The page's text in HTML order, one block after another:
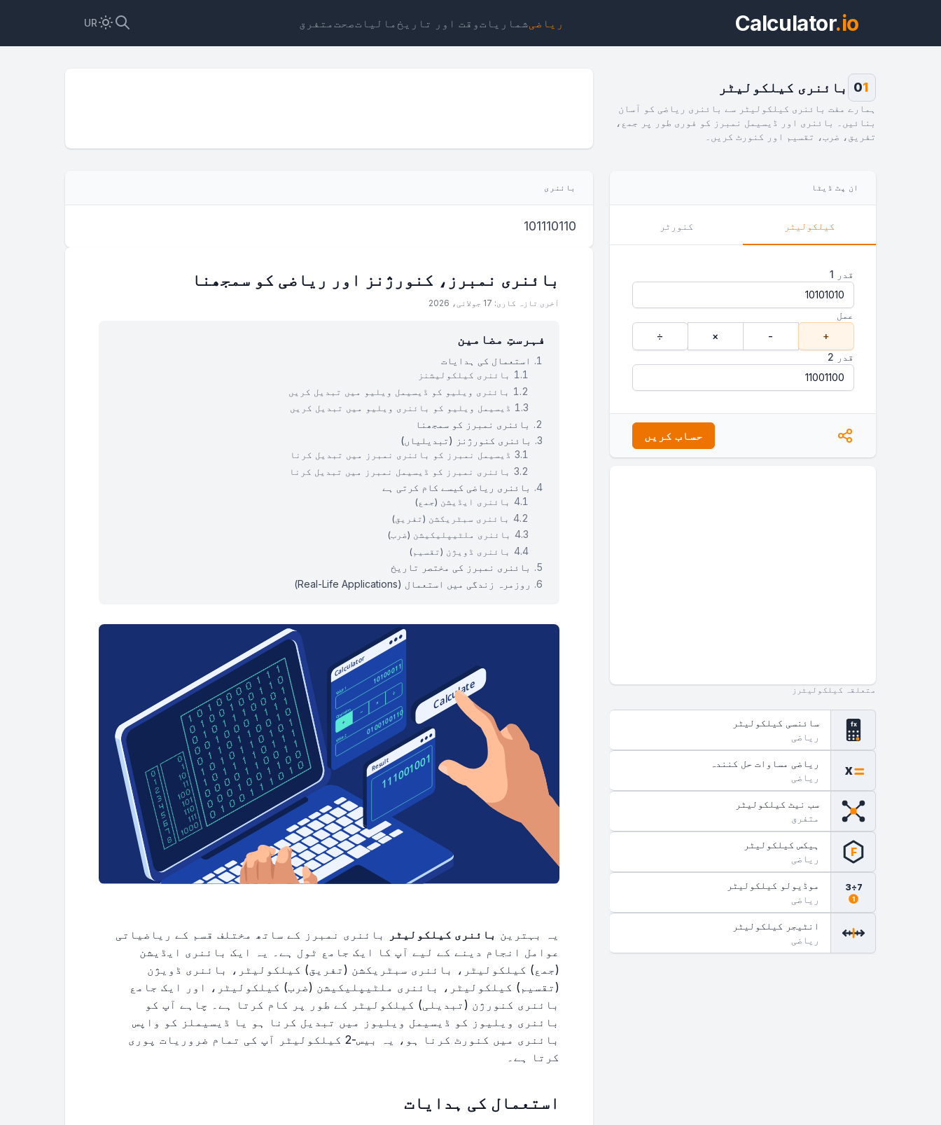
Calculator.io ریاضیشماریاتوقت اور تاریخ مالیاتصحتمتفرق UR
01 بائنری کیلکولیٹر
ہمارے مفت بائنری کیلکولیٹر سے بائنری ریاضی کو آسان
بنائیں۔ بائنری اور ڈیسیمل نمبرز کو فوری طور پر جمع،
تفریق، ضرب، تقسیم اور کنورٹ کریں۔
ان پٹ ڈیٹا
کیلکولیٹر کنورٹر
قدر 1
عمل
+
-
×
÷
قدر 2
حساب کریں
متعلقہ کیلکولیٹرز
fx
سائنسی کیلکولیٹر
ریاضی
x
ریاضی مساوات حل کنندہ
ریاضی
سب نیٹ کیلکولیٹر
متفرق
F
ہیکس کیلکولیٹر
ریاضی
7÷3
1
موڈیولو کیلکولیٹر
ریاضی
انٹیجر کیلکولیٹر
ریاضی
بائنری
101110110
بائنری نمبرز، کنورژنز اور ریاضی کو سمجھنا
آخری تازہ کاری: 17 جولائی، 2026
فہرستِ مضامین
استعمال کی ہدایات
بائنری کیلکولیشنز
بائنری ویلیو کو ڈیسیمل ویلیو میں تبدیل کریں
ڈیسیمل ویلیو کو بائنری ویلیو میں تبدیل کریں
بائنری نمبرز کو سمجھنا
بائنری کنورژنز (تبدیلیاں)
ڈیسیمل نمبرز کو بائنری نمبرز میں تبدیل کرنا
بائنری نمبرز کو ڈیسیمل نمبرز میں تبدیل کرنا
بائنری ریاضی کیسے کام کرتی ہے
بائنری ایڈیشن (جمع)
بائنری سبٹریکشن (تفریق)
بائنری ملٹیپلیکیشن (ضرب)
بائنری ڈویژن (تقسیم)
بائنری نمبرز کی مختصر تاریخ
روزمرہ زندگی میں استعمال (Real-Life Applications)
یہ بہترین بائنری کیلکولیٹر
بائنری نمبرز کے ساتھ مختلف قسم کے ریاضیاتی
عوامل انجام دینے کے لیے آپ کا ایک جامع ٹول ہے۔ یہ ایک بائنری ایڈیشن
(جمع) کیلکولیٹر، بائنری سبٹریکشن (تفریق) کیلکولیٹر، بائنری ڈویژن
(تقسیم) کیلکولیٹر، بائنری ملٹیپلیکیشن (ضرب) کیلکولیٹر، اور ایک جامع
بائنری کنورژن (تبدیلی) کیلکولیٹر کے طور پر کام کرتا ہے۔ چاہے آپ کو
بائنری ویلیوز کو ڈیسیمل ویلیوز میں تبدیل کرنا ہو یا ڈیسیملز کو واپس
بائنری میں کنورٹ کرنا ہو، یہ بیس-2 کیلکولیٹر آپ کی تمام ضروریات پوری
کرتا ہے۔
استعمال کی ہدایات